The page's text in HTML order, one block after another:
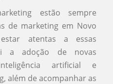
estão sempre
de marketing em Novo
atentas a essas
a adoção de novas
artificial e
além de acompanhar as